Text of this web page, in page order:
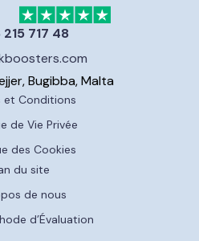
717 48
Bugibba, Malta
et Conditions
de Vie Privée
des Cookies
du site
de nous
d’Évaluation